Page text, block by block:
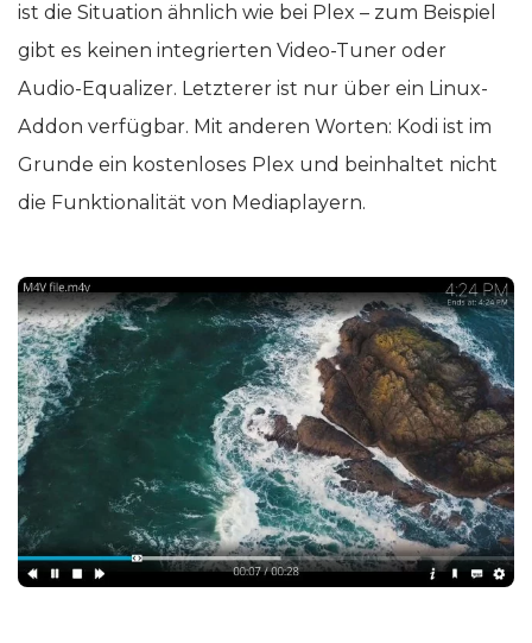
ist die Situation ähnlich wie bei Plex – zum Beispiel
gibt es keinen integrierten Video-Tuner oder
Audio-Equalizer. Letzterer ist nur über ein Linux-
Addon verfügbar. Mit anderen Worten: Kodi ist im
Grunde ein kostenloses Plex und beinhaltet nicht
die Funktionalität von Mediaplayern.